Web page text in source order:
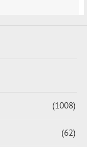
(1008)
(62)